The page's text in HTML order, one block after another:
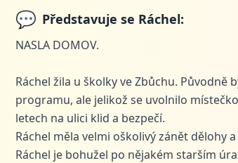
💬 Představuje se Ráchel:
NASLA DOMOV.
Ráchel žila u školky ve Zbůchu. Původně
programu, ale jelikož se uvolnilo
letech na ulici klid a bezpečí.
Ráchel měla velmi oškolivý zánět dělohy
Ráchel je bohužel po nějakém starším